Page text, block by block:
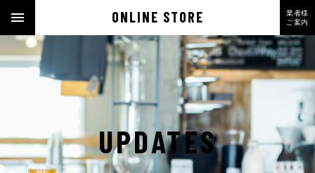
ONLINE STORE
業者様
ご案内
UPDATES